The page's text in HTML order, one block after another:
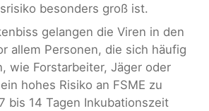
besonders groß ist.
gelangen die Viren in den
allem Personen, die sich häufig
wie Forstarbeiter, Jäger oder
hohes Risiko an FSME zu
bis 14 Tagen Inkubationszeit